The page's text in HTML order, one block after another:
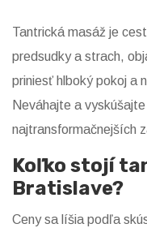
Tantrická masáž je
predsudky a strach,
priniesť hlboký pokoj a
Neváhajte a
najtransformačnejších
Koľko stojí
Bratislave?
Ceny sa líšia podľa